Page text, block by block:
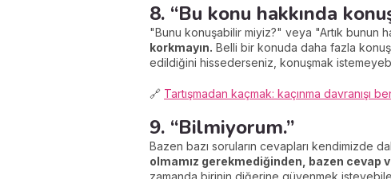
8. “Bu konu hakkında
"Bunu konuşabilir miyiz?" veya "Artık bunun
korkmayın. Belli bir konuda daha fazla
edildiğini hissederseniz, konuşmak
🔗 Tartışmadan kaçmak: kaçınma davranışı
9. “Bilmiyorum.”
Bazen bazı soruların cevapları kendimizde
olmamız gerekmediğinden, bazen cevap
zamanda birinin diğerine güvenmek